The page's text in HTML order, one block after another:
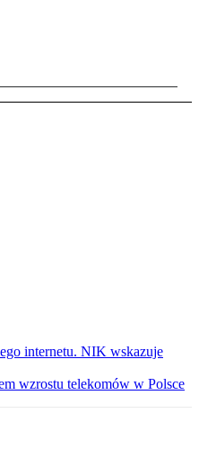
internetu. NIK wskazuje
wzrostu telekomów w Polsce